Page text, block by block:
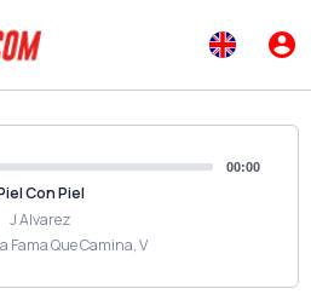
00:00
Con Piel
J Alvarez
Fama Que Camina, V